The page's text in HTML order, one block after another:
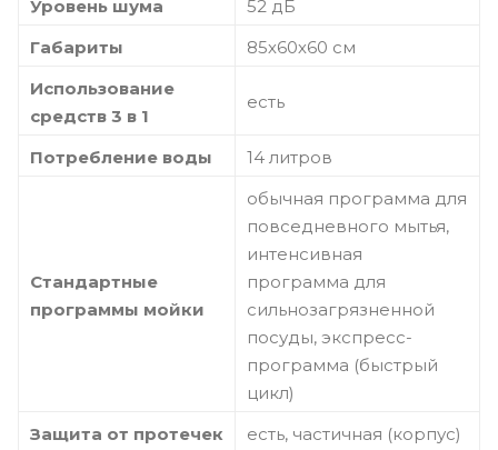
Уровень шума
52 дБ
Габариты
85х60х60 см
Использование
средств 3 в 1
есть
Потребление воды 14 литров
Стандартные
программы мойки
обычная программа для
повседневного мытья,
интенсивная
программа для
сильнозагрязненной
посуды, экспресс-
программа (быстрый
цикл)
Защита от протечек
есть, частичная (корпус)